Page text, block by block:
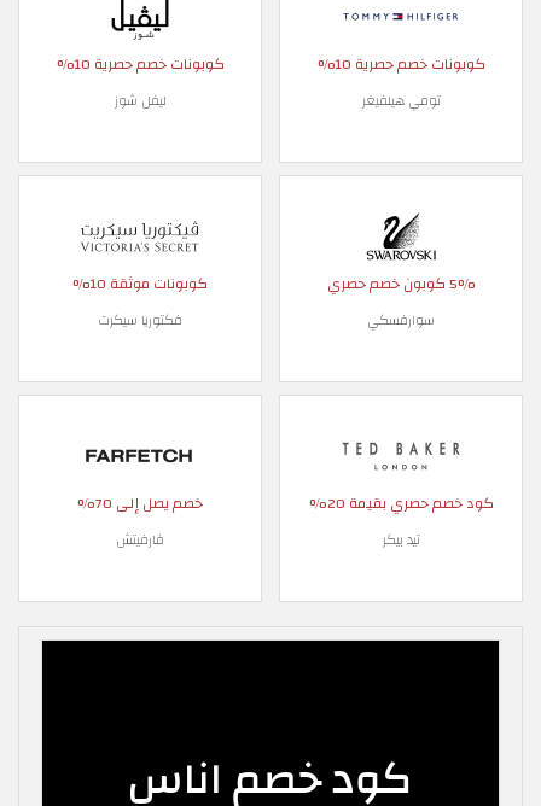
كوبونات خصم حصرية 10%
تومي هيلفيغر
كوبونات خصم حصرية 10%
ليفل شوز
5% كوبون خصم حصري
سوارفسكي
كوبونات موثقة 10%
فكتوريا سيكرت
كود خصم حصري بقيمة 20%
تيد بيكر
خصم يصل إلى 70%
فارفيتش